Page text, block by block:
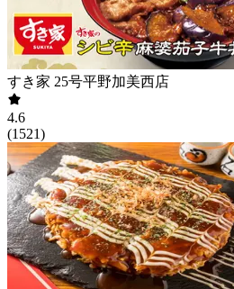
すき家 25号平野加美西店
4.6
(1521)